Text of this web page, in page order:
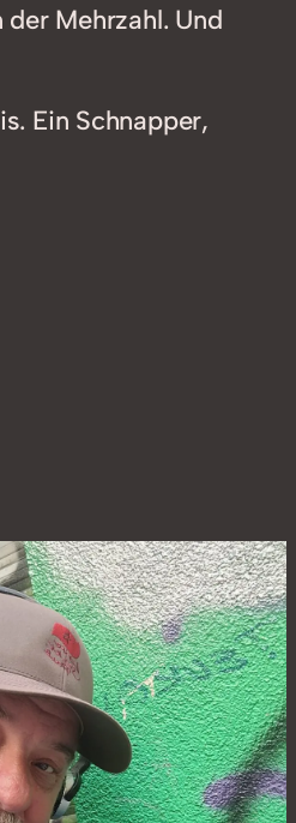
Mehrzahl. Und
Ein Schnapper,